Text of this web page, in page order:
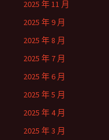
2025 年 11 月
2025 年 9 月
2025 年 8 月
2025 年 7 月
2025 年 6 月
2025 年 5 月
2025 年 4 月
2025 年 3 月